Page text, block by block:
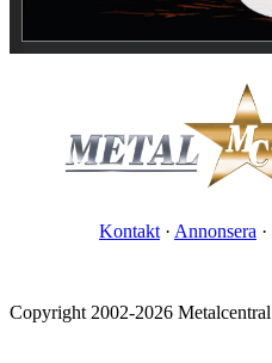
Kontakt · Annonsera ·
Copyright 2002-2026